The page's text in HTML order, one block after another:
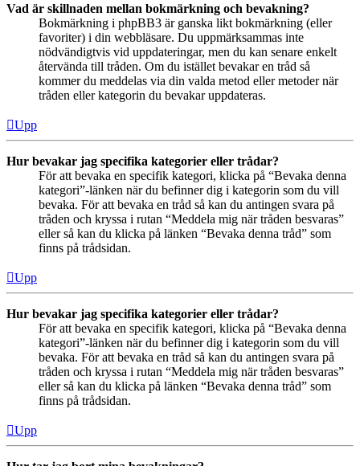
Vad är skillnaden mellan bokmärkning och bevakning?
Bokmärkning i phpBB3 är ganska likt bokmärkning (eller
favoriter) i din webbläsare. Du uppmärksammas inte
nödvändigtvis vid uppdateringar, men du kan senare enkelt
återvända till tråden. Om du istället bevakar en tråd så
kommer du meddelas via din valda metod eller metoder när
tråden eller kategorin du bevakar uppdateras.
Upp
Hur bevakar jag specifika kategorier eller trådar?
För att bevaka en specifik kategori, klicka på “Bevaka denna
kategori”-länken när du befinner dig i kategorin som du vill
bevaka. För att bevaka en tråd så kan du antingen svara på
tråden och kryssa i rutan “Meddela mig när tråden besvaras”
eller så kan du klicka på länken “Bevaka denna tråd” som
finns på trådsidan.
Upp
Hur bevakar jag specifika kategorier eller trådar?
För att bevaka en specifik kategori, klicka på “Bevaka denna
kategori”-länken när du befinner dig i kategorin som du vill
bevaka. För att bevaka en tråd så kan du antingen svara på
tråden och kryssa i rutan “Meddela mig när tråden besvaras”
eller så kan du klicka på länken “Bevaka denna tråd” som
finns på trådsidan.
Upp